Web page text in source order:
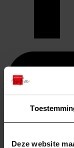
Deze website